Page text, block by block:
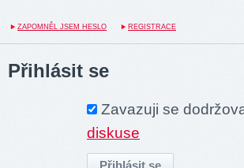
ZAPOMNĚL JSEM HESLO REGISTRACE
Přihlásit se
Zavazuji se
diskuse